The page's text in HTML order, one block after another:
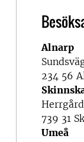
Alnarp
234 56
739 31
Umeå